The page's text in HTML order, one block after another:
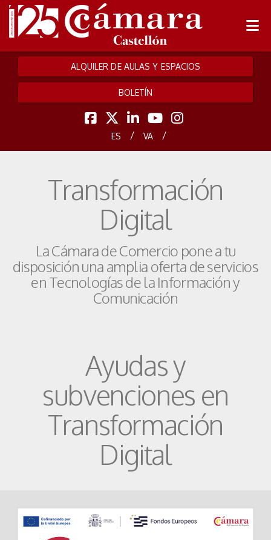
ALQUILER DE AULAS Y ESPACIOS
BOLETÍN
ES / VA /
Transformación
Digital
La Cámara de Comercio pone a tu
disposición una amplia oferta de servicios
en Tecnologías de la Información y
Comunicación
Ayudas y
subvenciones en
Transformación
Digital